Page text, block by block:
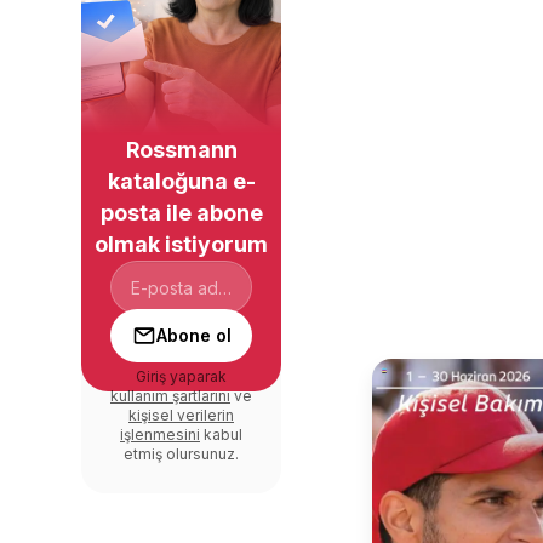
Rossmann
kataloğuna e-
posta ile abone
olmak istiyorum
Abone ol
Giriş yaparak
kullanım şartlarınıve
kişisel verilerin
işlenmesini kabul
etmiş olursunuz.